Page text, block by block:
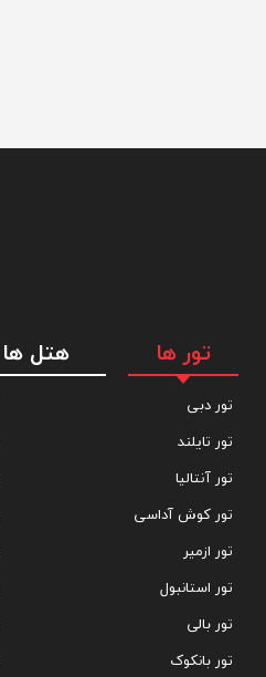
تور ها هتل ها
تور دبی
تور تایلند
تور آنتالیا
تور کوش آداسی
تور ازمیر
تور استانبول
تور بالی
تور بانکوک